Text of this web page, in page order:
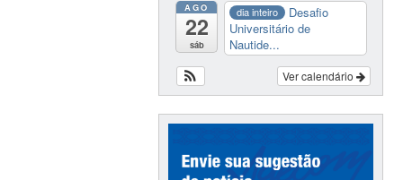
AGO
22
sáb
dia inteiro
Desafio
Universitário de
Nautide...
Ver calendário